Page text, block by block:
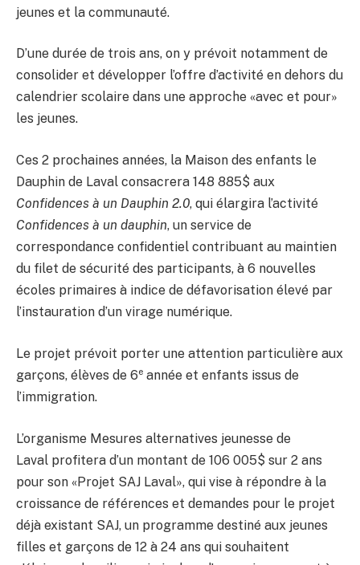
jeunes et la communauté.
D’une durée de trois ans, on y prévoit notamment de
consolider et développer l’offre d’activité en dehors du
calendrier scolaire dans une approche «avec et pour»
les jeunes.
Ces 2 prochaines années, la Maison des enfants le
Dauphin de Laval consacrera 148 885$ aux
Confidences à un Dauphin 2.0, qui élargira l’activité
Confidences à un dauphin, un service de
correspondance confidentiel contribuant au maintien
du filet de sécurité des participants, à 6 nouvelles
écoles primaires à indice de défavorisation élevé par
l’instauration d’un virage numérique.
Le projet prévoit porter une attention particulière aux
garçons, élèves de 6e année et enfants issus de
l’immigration.
L’organisme Mesures alternatives jeunesse de
Laval profitera d’un montant de 106 005$ sur 2 ans
pour son «Projet SAJ Laval», qui vise à répondre à la
croissance de références et demandes pour le projet
déjà existant SAJ, un programme destiné aux jeunes
filles et garçons de 12 à 24 ans qui souhaitent